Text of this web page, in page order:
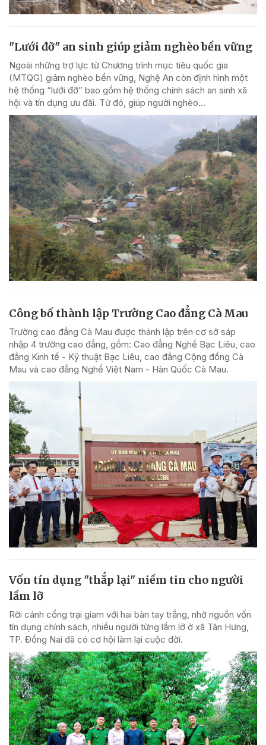
"Lưới đỡ" an sinh giúp giảm nghèo bền vững
Ngoài những trợ lực từ Chương trình mục tiêu quốc gia
(MTQG) giảm nghèo bền vững, Nghệ An còn định hình một
hệ thống “lưới đỡ” bao gồm hệ thống chính sách an sinh xã
hội và tín dụng ưu đãi. Từ đó, giúp người nghèo...
Công bố thành lập Trường Cao đẳng Cà Mau
Trường cao đẳng Cà Mau được thành lập trên cơ sở sáp
nhập 4 trường cao đẳng, gồm: Cao đẳng Nghề Bạc Liêu, cao
đẳng Kinh tế - Kỹ thuật Bạc Liêu, cao đẳng Cộng đồng Cà
Mau và cao đẳng Nghề Việt Nam - Hàn Quốc Cà Mau.
Vốn tín dụng "thắp lại" niềm tin cho người
lầm lỡ
Rời cánh cổng trại giam với hai bàn tay trắng, nhờ nguồn vốn
tín dụng chính sách, nhiều người từng lầm lỡ ở xã Tân Hưng,
TP. Đồng Nai đã có cơ hội làm lại cuộc đời.